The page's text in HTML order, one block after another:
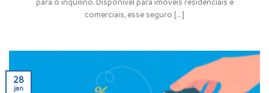
comerciais, esse seguro [...]
28
jan